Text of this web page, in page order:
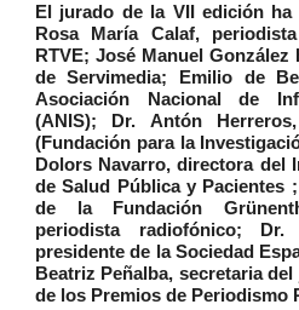
El jurado de la VII edición
Rosa María Calaf,
RTVE; José Manuel
de Servimedia; Emilio de
Asociación Nacional de
(ANIS); Dr. Antón
(Fundación para la
Dolors Navarro, directora del
de Salud Pública y Pacientes
de la Fundación
periodista radiofónico;
presidente de la Sociedad
Beatriz Peñalba, secretaria
de los Premios de Periodismo